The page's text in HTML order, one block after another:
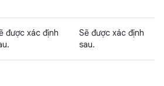
được xác định
Sẽ được xác định
sau.